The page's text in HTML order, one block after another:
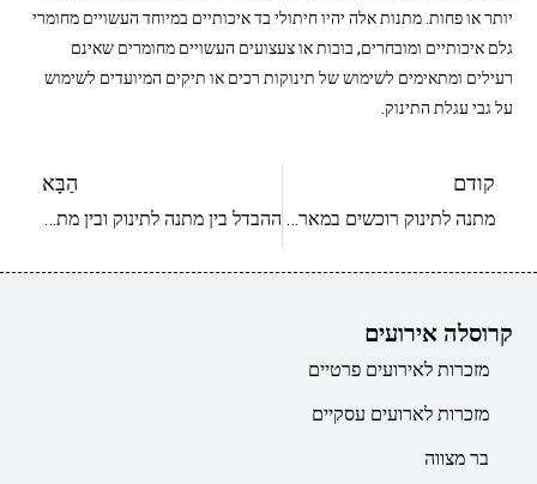
יותר או פחות. מתנות אלה יהיו חיתולי בד איכותיים במיוחד העשויים מחומרי
גלם איכותיים ומובחרים, בובות או צעצועים העשויים מחומרים שאינם
רעילים ומתאימים לשימוש של תינוקות רכים או תיקים המיועדים לשימוש
על גבי עגלת התינוק.
קודם
מתנה לתינוק רוכשים במארז מוכן מראש
הַבָּא
ההבדל בין מתנה לתינוק ובין מתנה לתאומים
קרוסלה אירועים
מזכרות לאירועים פרטיים
מזכרות לארועים עסקיים
בר מצווה